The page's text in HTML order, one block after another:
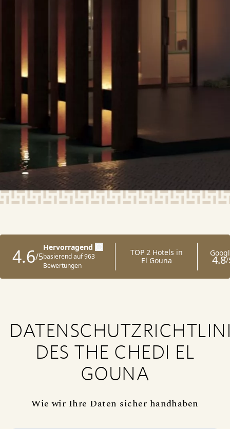
DES THE CHEDI EL
GOUNA
Wie wir Ihre Daten sicher handhaben